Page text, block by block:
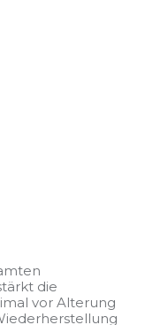
die
vor Alterung